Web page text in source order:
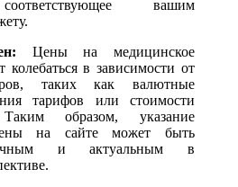
вашим
Цены на медицинское
колебаться в зависимости от
таких как валютные
тарифов или стоимости
образом, указание
на сайте может быть
и актуальным в